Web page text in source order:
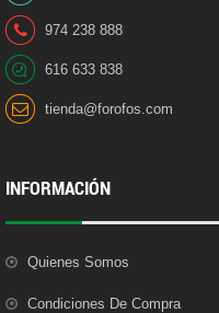
974 238 888
616 633 838
tienda@forofos.com
INFORMACIÓN
Quienes Somos
Condiciones De Compra